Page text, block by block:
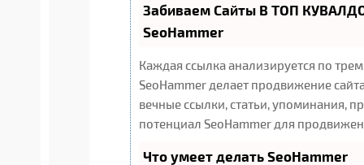
Забиваем Сайты В ТОП
SeoHammer
Каждая ссылка анализируется по
SeoHammer делает продвижение
вечные ссылки, статьи, упоминания,
потенциал SeoHammer для
Что умеет делать SeoHammer